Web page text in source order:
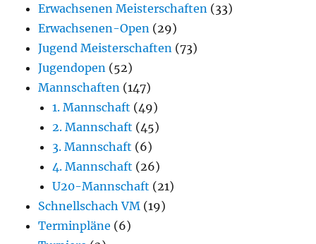
Erwachsenen Meisterschaften (33)
Erwachsenen-Open (29)
Jugend Meisterschaften (73)
Jugendopen (52)
Mannschaften (147)
1. Mannschaft (49)
2. Mannschaft (45)
3. Mannschaft (6)
4. Mannschaft (26)
U20-Mannschaft (21)
Schnellschach VM (19)
Terminpläne (6)